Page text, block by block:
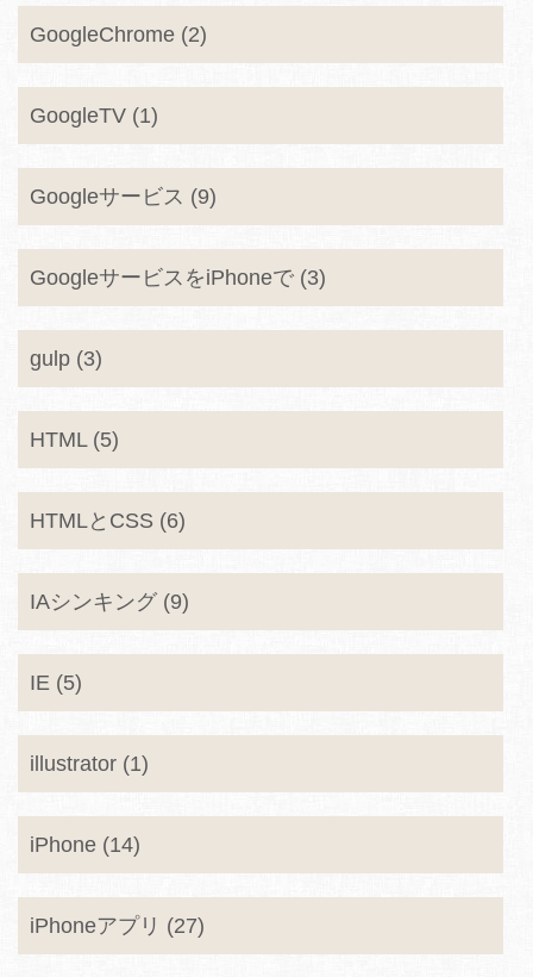
GoogleChrome (2)
GoogleTV (1)
Googleサービス (9)
GoogleサービスをiPhoneで (3)
gulp (3)
HTML (5)
HTMLとCSS (6)
IAシンキング (9)
IE (5)
illustrator (1)
iPhone (14)
iPhoneアプリ (27)